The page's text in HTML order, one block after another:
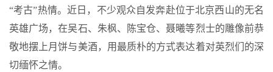
“考古”热情。近日，不少观众自发奔赴位于北京西山的无名
英雄广场，在吴石、朱枫、陈宝仓、聂曦等烈士的雕像前恭
敬地摆上月饼与美酒，用最质朴的方式表达着对英烈们的深
切缅怀之情。